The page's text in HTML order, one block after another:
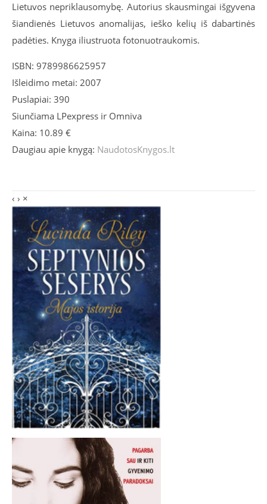
Lietuvos nepriklausomybę. Autorius skausmingai išgyvena
šiandienės Lietuvos anomalijas, ieško kelių iš dabartinės
padėties. Knyga iliustruota fotonuotraukomis.
ISBN: 9789986625957
Išleidimo metai: 2007
Puslapiai: 390
Siunčiama LPexpress ir Omniva
Kaina: 10.89 €
Daugiau apie knygą: NaudotosKnygos.lt
‹ › ×